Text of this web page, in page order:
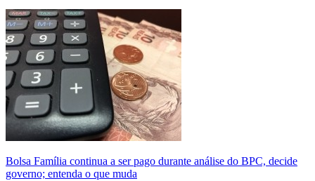
Bolsa Família continua a ser pago durante análise do BPC, decide
governo; entenda o que muda